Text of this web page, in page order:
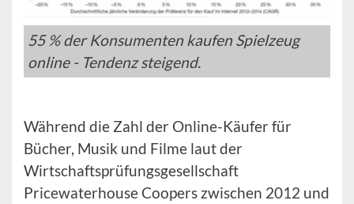
55 % der Konsumenten kaufen Spielzeug
online - Tendenz steigend.
Während die Zahl der Online-Käufer für
Bücher, Musik und Filme laut der
Wirtschaftsprüfungsgesellschaft
Pricewaterhouse Coopers zwischen 2012 und